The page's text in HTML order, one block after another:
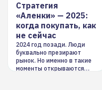
Стратегия
«Аленки» — 2025:
когда покупать, как
не сейчас
2024 год позади. Люди
буквально презирают
рынок. Но именно в такие
моменты открываются